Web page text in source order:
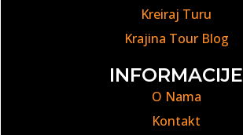
Kreiraj Turu
Krajina Tour Blog
INFORMACIJE
O Nama
Kontakt